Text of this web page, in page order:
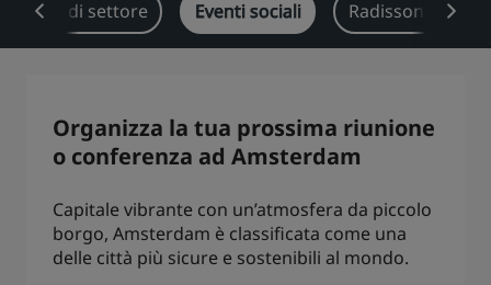
Park Plaza Park Inn by Radisson
Prize by Radisson Country Inn & Suites
Marchi affiliati in Cina
Jin Jiang
Visita il nostro blog
di settore Eventi sociali Radisson
Organizza la tua prossima riunione
o conferenza ad Amsterdam
Capitale vibrante con un’atmosfera da piccolo
borgo, Amsterdam è classificata come una
delle città più sicure e sostenibili al mondo.